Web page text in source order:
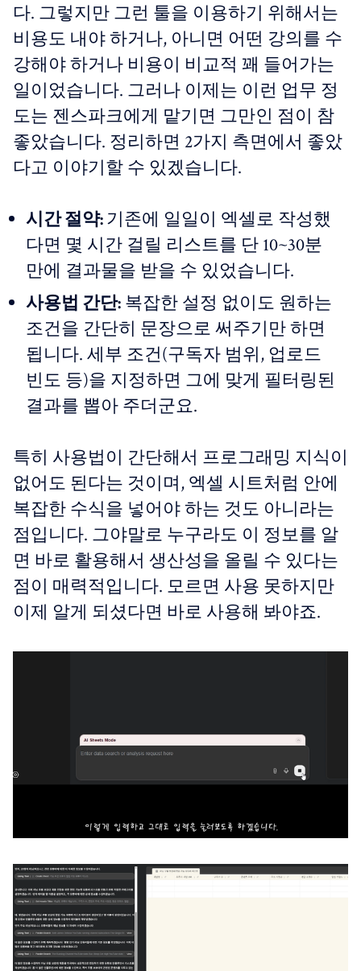
다. 그렇지만 그런 툴을 이용하기 위해서는
비용도 내야 하거나, 아니면 어떤 강의를 수
강해야 하거나 비용이 비교적 꽤 들어가는
일이었습니다. 그러나 이제는 이런 업무 정
도는 젠스파크에게 맡기면 그만인 점이 참
좋았습니다. 정리하면 2가지 측면에서 좋았
다고 이야기할 수 있겠습니다.
시간 절약:기존에 일일이 엑셀로 작성했
다면 몇 시간 걸릴 리스트를 단 10~30분
만에 결과물을 받을 수 있었습니다.
사용법 간단: 복잡한 설정 없이도 원하는
조건을 간단히 문장으로 써주기만 하면
됩니다. 세부 조건(구독자 범위, 업로드
빈도 등)을 지정하면 그에 맞게 필터링된
결과를 뽑아 주더군요.
특히 사용법이 간단해서 프로그래밍 지식이
없어도 된다는 것이며, 엑셀 시트처럼 안에
복잡한 수식을 넣어야 하는 것도 아니라는
점입니다. 그야말로 누구라도 이 정보를 알
면 바로 활용해서 생산성을 올릴 수 있다는
점이 매력적입니다. 모르면 사용 못하지만
이제 알게 되셨다면 바로 사용해 봐야죠.